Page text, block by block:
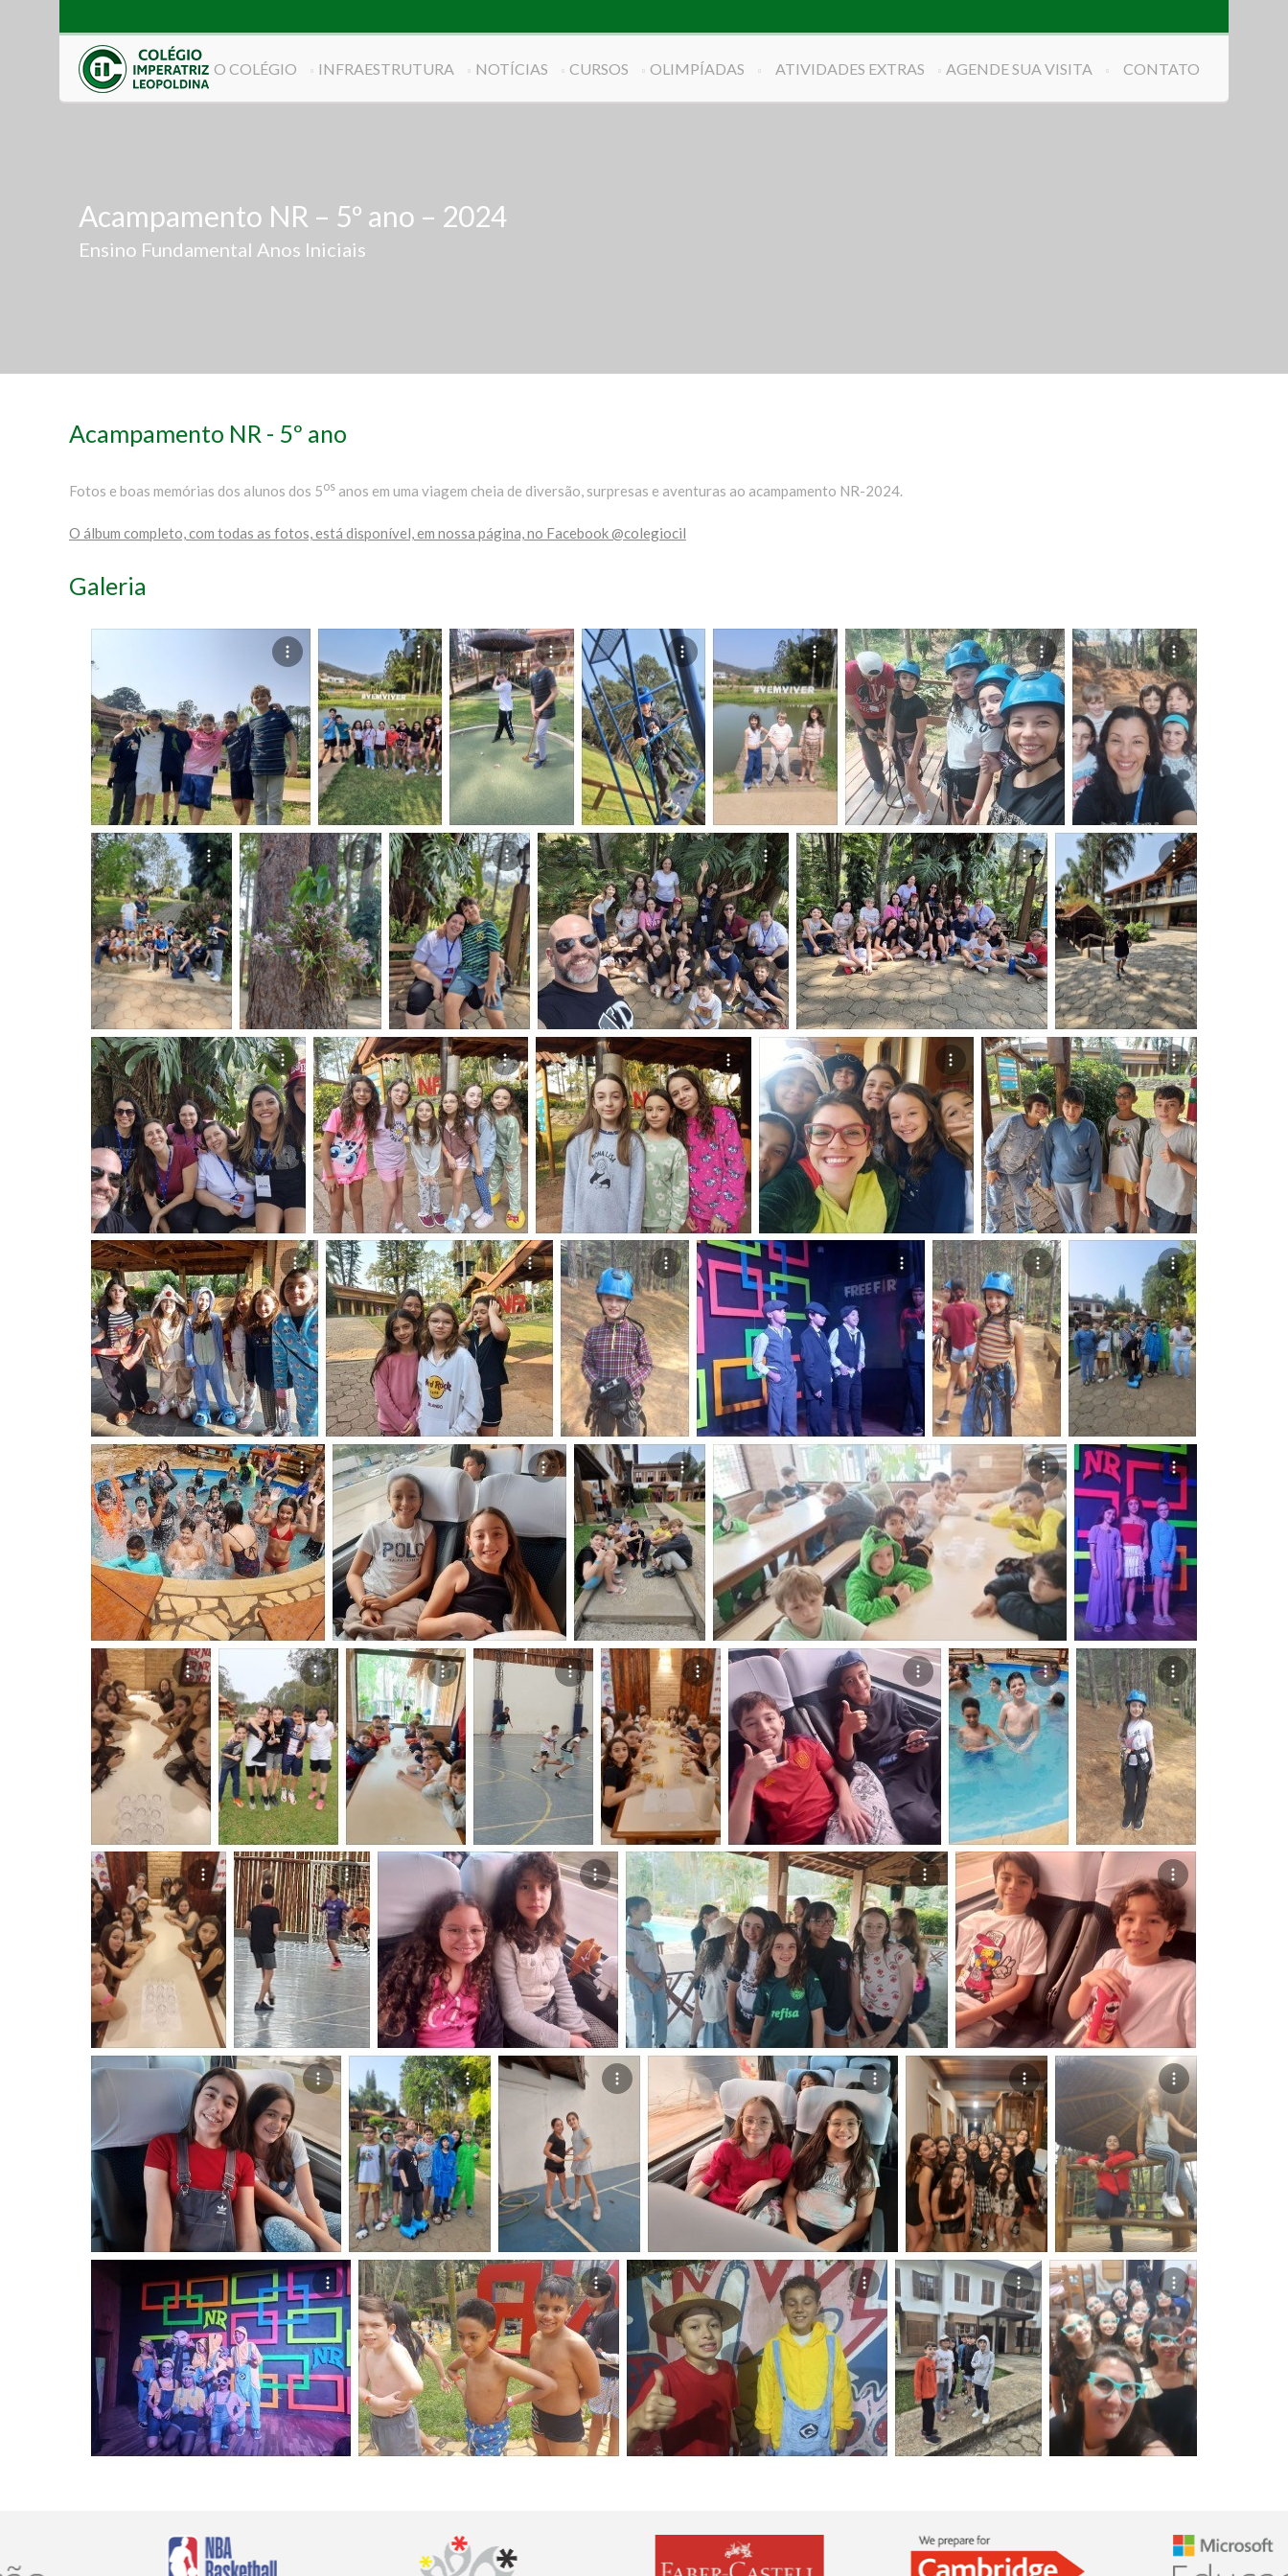
O COLÉGIO INFRAESTRUTURA NOTÍCIAS CURSOS OLIMPÍADAS ATIVIDADES EXTRAS AGENDE SUA VISITA CONTATO
Acampamento NR – 5º ano – 2024
Ensino Fundamental Anos Iniciais
Acampamento NR - 5º ano
Fotos e boas memórias dos alunos dos 5os anos em uma viagem cheia de diversão, surpresas e aventuras ao acampamento NR-2024.
O álbum completo, com todas as fotos, está disponível, em nossa página, no Facebook @colegiocil
Galeria